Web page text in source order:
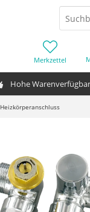
Hohe
Merkzettel
Heizkörperanschluss